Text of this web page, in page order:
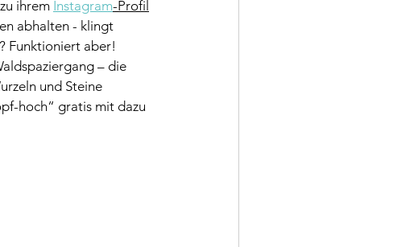
ihrem Instagram-Profil
abhalten - klingt
Funktioniert aber!
– die
und Steine
hoch“ gratis mit dazu